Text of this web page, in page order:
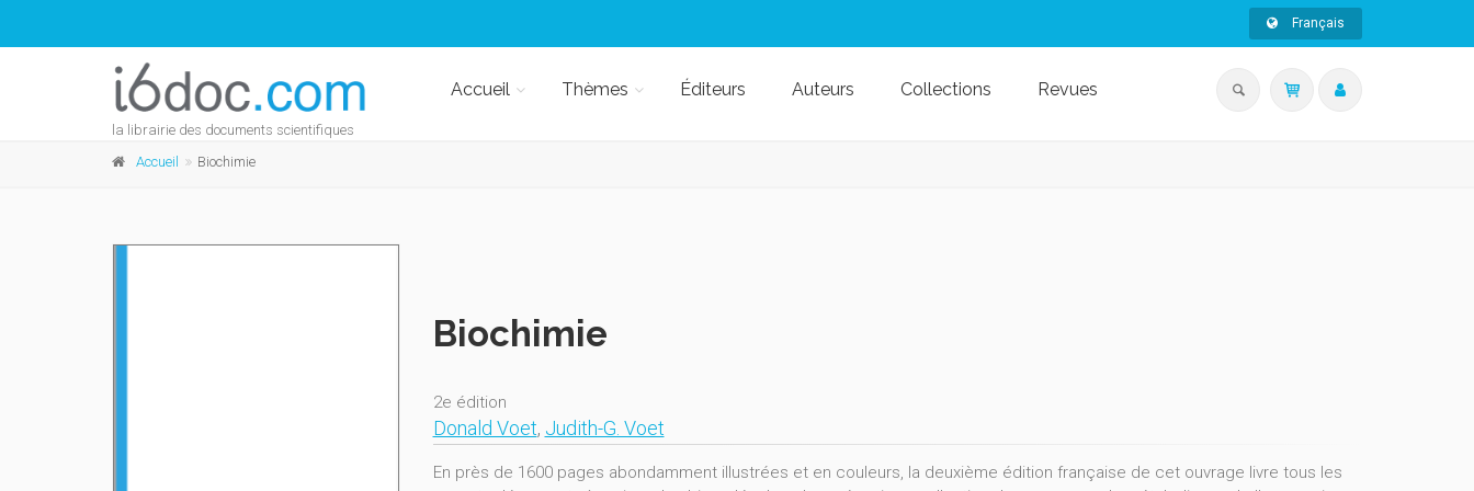
Français
la librairie des documents scientifiques
Accueil Thèmes Éditeurs Auteurs Collections Revues
Accueil Biochimie
Biochimie
2e édition
Donald Voet, Judith-G. Voet
En près de 1600 pages abondamment illustrées et en couleurs, la deuxième édition française de cet ouvrage livre tous les